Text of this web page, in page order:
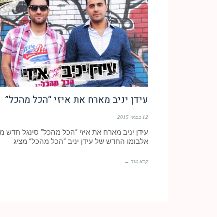
עידן יניב מארח את איזי “הכל מהכל”
12 במאי 2015
עידן יניב מארח את איזי “הכל מהכל” סינגל חדש
אלבומו החדש של עידן יניב “הכל מהכל” מציג
קרא עוד ←